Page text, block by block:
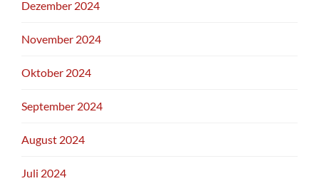
Dezember 2024
November 2024
Oktober 2024
September 2024
August 2024
Juli 2024